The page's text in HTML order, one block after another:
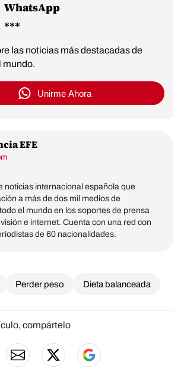
WhatsApp
las noticias más destacadas de
mundo.
Unirme Ahora
EFE
noticias internacional española que
a más de dos mil medios de
el mundo en los soportes de prensa
e internet. Cuenta con una red con
de 60 nacionalidades.
Perder peso Dieta balanceada
compártelo